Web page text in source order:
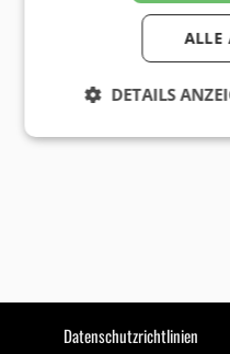
Datenschutzrichtlinien
ALLE
DETAILS